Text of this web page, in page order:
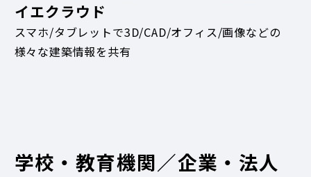
イエクラウド
スマホ/タブレットで3D/CAD/オフィス/画像などの
様々な建築情報を共有
学校・教育機関／企業・法人